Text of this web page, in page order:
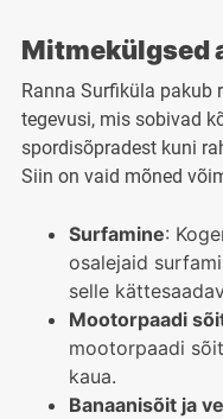
Mitmekülgsed
Ranna Surfiküla pakub
tegevusi, mis sobivad
spordisõpradest kuni
Siin on vaid mõned
Surfamine:
osalejaid
selle
Mootorpaadi
mootorpaadi
kaua.
Banaanisõit ja